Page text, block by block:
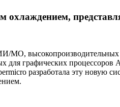
МО,
графических
разработала эту новую